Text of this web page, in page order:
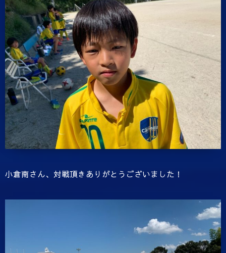
小倉南さん、対戦頂きありがとうございました！